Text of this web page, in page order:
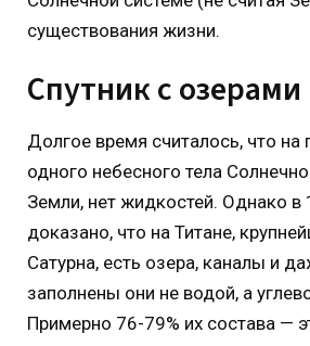
существования жизни.
Спутник с озерами
Долгое время считалось, что на
одного небесного тела
Земли, нет жидкостей. Однако в
доказано, что на Титане,
Сатурна, есть озера, каналы и
заполнены они не водой, а
Примерно 76-79% их состава —